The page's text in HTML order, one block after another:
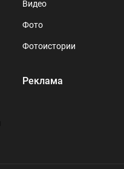
Видео
Фото
Фотоистории
Реклама